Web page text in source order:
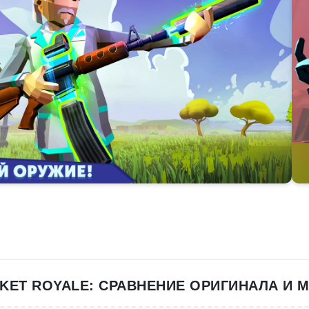
ROYALE: СРАВНЕНИЕ ОРИГИНАЛА И